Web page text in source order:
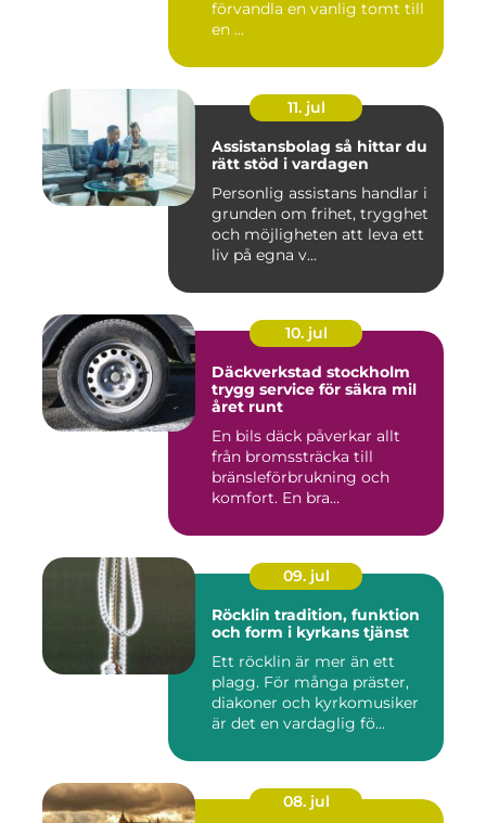
förvandla en vanlig tomt till
en ...
11. jul
Assistansbolag så hittar du
rätt stöd i vardagen
Personlig assistans handlar i
grunden om frihet, trygghet
och möjligheten att leva ett
liv på egna v...
10. jul
Däckverkstad stockholm
trygg service för säkra mil
året runt
En bils däck påverkar allt
från bromssträcka till
bränsleförbrukning och
komfort. En bra
09. jul
Röcklin tradition, funktion
och form i kyrkans tjänst
Ett röcklin är mer än ett
plagg. För många präster,
diakoner och kyrkomusiker
är det en vardaglig fö...
08. jul